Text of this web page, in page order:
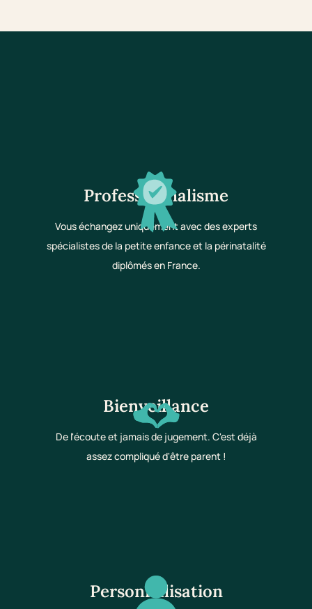
Professionnalisme
Vous échangez uniquement avec des experts
spécialistes de la petite enfance et la périnatalité
diplômés en France.
Bienveillance
De l'écoute et jamais de jugement. C'est déjà
assez compliqué d'être parent !
Personnalisation